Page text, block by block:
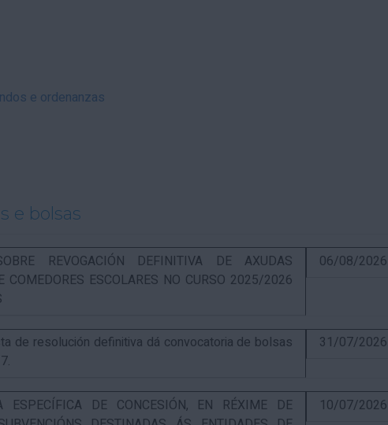
e ordenanzas
e bolsas
REVOGACIÓN DEFINITIVA DE AXUDAS
COMEDORES ESCOLARES NO CURSO 2025/2026
06/08/2026
de resolución definitiva dá convocatoria de bolsas
31/07/2026
ESPECÍFICA DE CONCESIÓN, EN RÉXIME DE
10/07/2026